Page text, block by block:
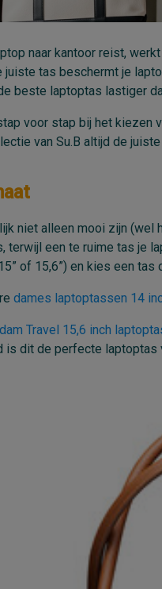
naar kantoor reist,
juiste tas beschermt je
beste laptoptas lastiger
voor stap bij het
van Su.B altijd de
niet alleen mooi zijn
een te ruime tas je
of 15,6”) en kies een tas
dames laptoptassen 14
Travel 15,6 inch
is dit de perfecte